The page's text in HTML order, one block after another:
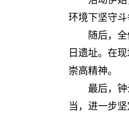
环境下坚守斗
随后，全体
日遗址。在
崇高精神。
最后，钟云
当，进一步